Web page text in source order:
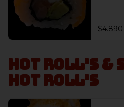
$4.890
Hot Roll's &
Hot Roll's